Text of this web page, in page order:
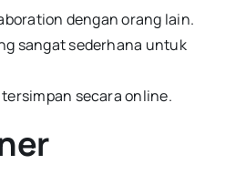
dengan orang lain.
sangat sederhana untuk
secara online.